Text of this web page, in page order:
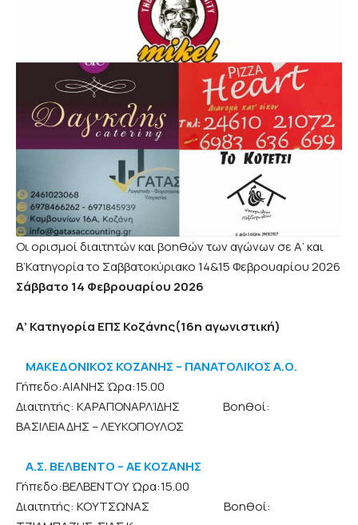
Οι ορισμοί διαιτητών και βοηθών των αγώνων σε Α’ και
Β’Κατηγορία το Σαββατοκύριακο 14&15 Φεβρουαρίου 2026
Σάββατο 14 Φεβρουαρίου 2026
Α’ Κατηγορία ΕΠΣ Κοζάνης(16η αγωνιστική)
ΜΑΚΕΔΟΝΙΚΟΣ ΚΟΖΑΝΗΣ – ΠΑΝΑΤΟΛΙΚΟΣ Α.Ο.
Γήπεδο:ΑΙΑΝΗΣ Ώρα:15.00
Διαιτητής: ΚΑΡΑΠΟΝΑΡΛΊΔΗΣ Βοηθοί:
ΒΑΣΙΛΕΙΑΔΗΣ – ΛΕΥΚΟΠΟΥΛΟΣ
Α.Σ. ΒΕΛΒΕΝΤΟ – ΑΕ ΚΟΖΑΝΗΣ
Γήπεδο:ΒΕΛΒΕΝΤΟΥ Ώρα:15.00
Διαιτητής: ΚΟΥΤΣΩΝΑΣ Βοηθοί: